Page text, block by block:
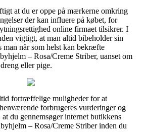
at du er oppe på mærkerne omkring
der kan influere på købet, for
online firmaet tilsikrer. I
vigtigt, at man altid bibeholder sin
man når som helst kan bekræfte
– Rosa/Creme Striber, uanset om
eller pige.
fortræffelige muligheder for at
forbrugeres vurderinger og
du gennemsøger internet butikkens
– Rosa/Creme Striber inden du